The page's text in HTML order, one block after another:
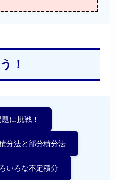
！
に挑戦！
分法と部分積分法
いろな不定積分